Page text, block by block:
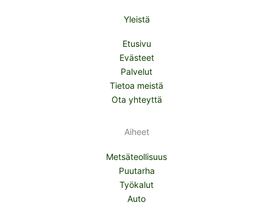
Yleistä
Etusivu
Evästeet
Palvelut
Tietoa meistä
Ota yhteyttä
Aiheet
Metsäteollisuus
Puutarha
Työkalut
Auto